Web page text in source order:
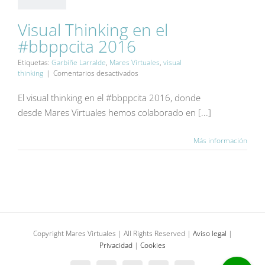
Visual Thinking en el
#bbppcita 2016
Etiquetas: Garbiñe Larralde, Mares Virtuales, visual
thinking | Comentarios desactivados
Thinking
en
el
El visual thinking en el #bbppcita 2016, donde
desde Mares Virtuales hemos colaborado en [...]
Más información
Copyright Mares Virtuales | All Rights Reserved | Aviso legal |
Privacidad | Cookies